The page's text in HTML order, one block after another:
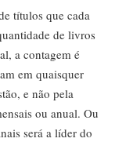
títulos que cada
de livros
a contagem é
em quaisquer
e não pela
ou anual. Ou
será a líder do